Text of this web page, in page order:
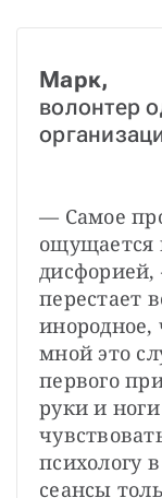
Марк,
волонтер
— Самое
ощущается
перестает
инородное,
мной это
первого
руки и
психологу
сеансы